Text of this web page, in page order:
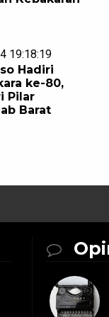
19:18:19
Hadiri
ke-80,
Pilar
Barat